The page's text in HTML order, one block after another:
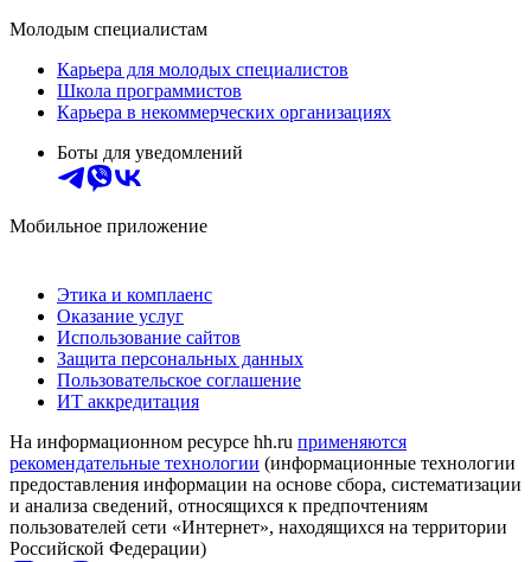
Молодым специалистам
Карьера для молодых специалистов
Школа программистов
Карьера в некоммерческих организациях
Боты для уведомлений
Мобильное приложение
Этика и комплаенс
Оказание услуг
Использование сайтов
Защита персональных данных
Пользовательское соглашение
ИТ аккредитация
На информационном ресурсе hh.ru применяются
рекомендательные технологии (информационные технологии
предоставления информации на основе сбора, систематизации
и анализа сведений, относящихся к предпочтениям
пользователей сети «Интернет», находящихся на территории
Российской Федерации)